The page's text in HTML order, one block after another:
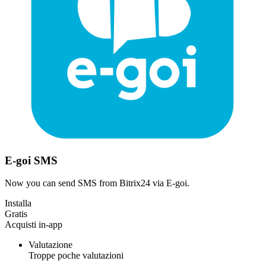
E-goi SMS
Now you can send SMS from Bitrix24 via E-goi.
Installa
Gratis
Acquisti in-app
Valutazione
Troppe poche valutazioni